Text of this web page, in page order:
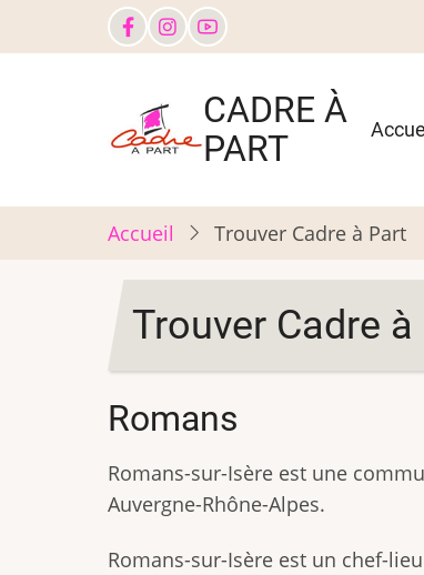
au
CADRE À
PART
Accueil Trouver Cadre à Part
Trouver Cadre
Romans
Romans-sur-Isère est une
Auvergne-Rhône-Alpes.
Romans-sur-Isère est un chef-